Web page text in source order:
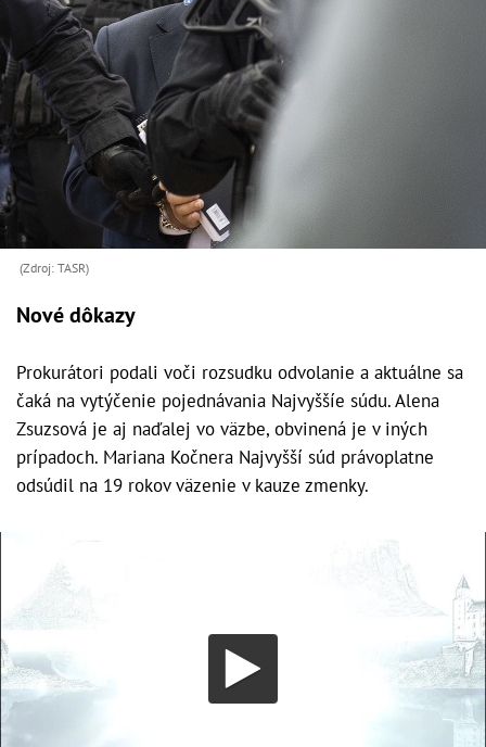
(Zdroj: TASR)
Nové dôkazy
Prokurátori podali voči rozsudku odvolanie a aktuálne sa
čaká na vytýčenie pojednávania Najvyššíe súdu. Alena
Zsuzsová je aj naďalej vo väzbe, obvinená je v iných
prípadoch. Mariana Kočnera Najvyšší súd právoplatne
odsúdil na 19 rokov väzenie v kauze zmenky.